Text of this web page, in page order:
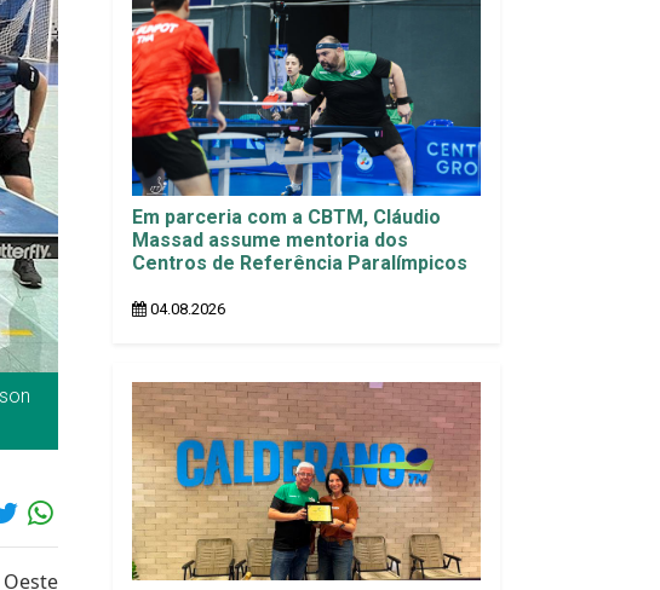
Em parceria com a CBTM, Cláudio
Massad assume mentoria dos
Centros de Referência Paralímpicos
04.08.2026